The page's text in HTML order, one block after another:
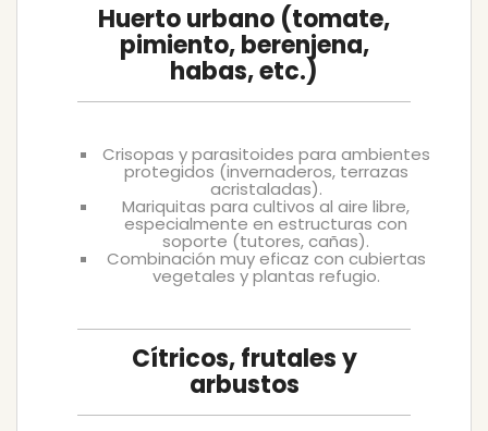
Huerto urbano (tomate,
pimiento, berenjena,
habas, etc.)
Crisopas y parasitoides para ambientes
protegidos (invernaderos, terrazas
acristaladas).
Mariquitas para cultivos al aire libre,
especialmente en estructuras con
soporte (tutores, cañas).
Combinación muy eficaz con cubiertas
vegetales y plantas refugio.
Cítricos, frutales y
arbustos